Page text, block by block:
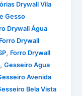
Drywall Vila
Gesso
Drywall Água
Forro Drywall
, Forro Drywall
,Gesseiro Agua
Avenida
Bela Vista